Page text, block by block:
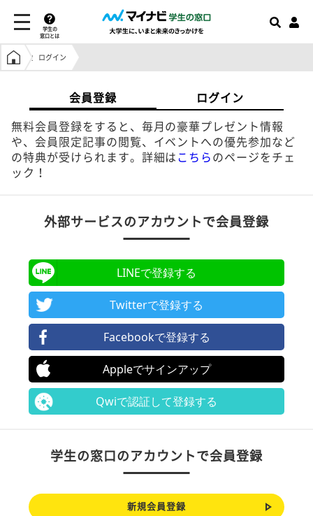
学生の
窓口とは
学生の窓口トップ
ログイン
会員登録 ログイン
無料会員登録をすると、毎月の豪華プレゼント情報
や、会員限定記事の閲覧、イベントへの優先参加など
の特典が受けられます。詳細は こちら のページをチェ
ック！
外部サービスのアカウントで会員登録
LINEで登録する
Twitterで登録する
Facebookで登録する
Appleでサインアップ
Qwiで認証して登録する
学生の窓口のアカウントで会員登録
新規会員登録